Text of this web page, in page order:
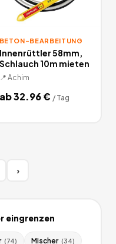
BETON-BEARBEITUNG
Innenrüttler 58mm,
Schlauch 10m mieten
📍 Achim
ab32.96€ / Tag
›
eingrenzen
(74) Mischer (34)